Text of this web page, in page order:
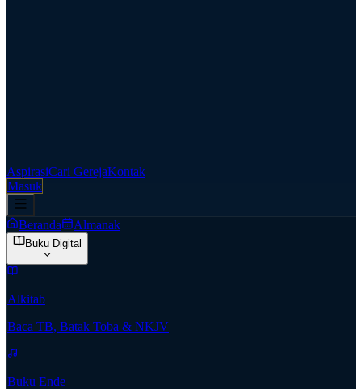
AspirasiCari GerejaKontak
Masuk
Beranda Almanak
Buku Digital
Alkitab
Baca TB, Batak Toba & NKJV
Buku Ende